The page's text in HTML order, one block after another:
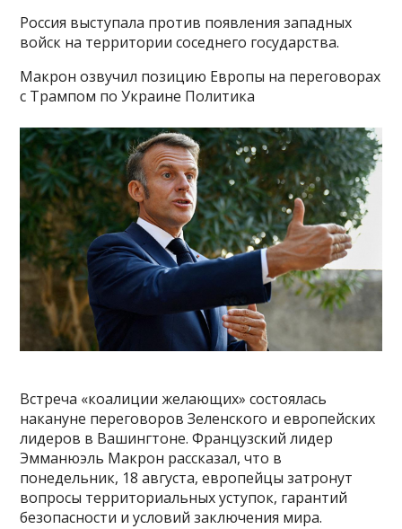
Россия выступала против появления западных
войск на территории соседнего государства.
Макрон озвучил позицию Европы на переговорах
с Трампом по Украине Политика
Встреча «коалиции желающих» состоялась
накануне переговоров Зеленского и европейских
лидеров в Вашингтоне. Французский лидер
Эмманюэль Макрон рассказал, что в
понедельник, 18 августа, европейцы затронут
вопросы территориальных уступок, гарантий
безопасности и условий заключения мира.